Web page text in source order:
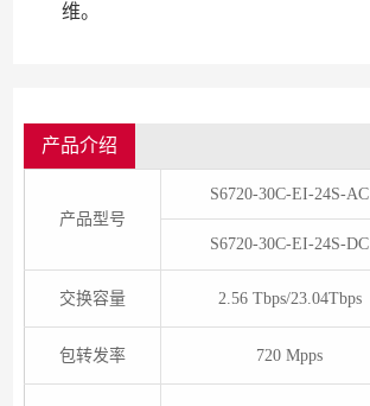
维。
产品介绍
产品型号
S6720-30C-EI-24S-AC
S6720-30C-EI-24S-DC
交换容量 2.56 Tbps/23.04Tbps
包转发率 720 Mpps